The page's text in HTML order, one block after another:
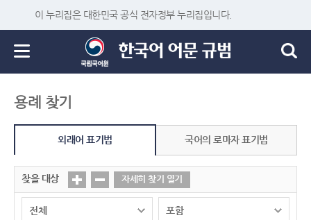
이 누리집은 대한민국 공식 전자정부 누리집입니다.
용례 찾기
외래어 표기법 국어의 로마자 표기법
찾을 대상 자세히 찾기 열기